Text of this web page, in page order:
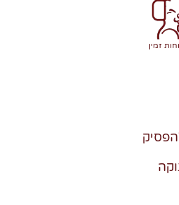
זמין